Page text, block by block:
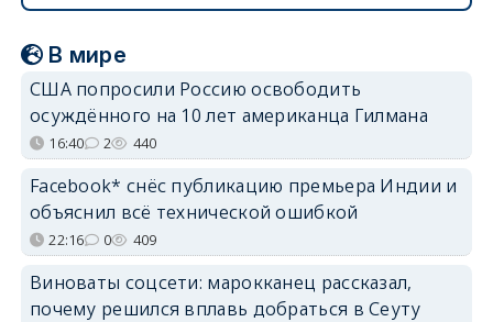
В мире
США попросили Россию освободить
осуждённого на 10 лет американца Гилмана
16:40 2 440
Facebook* снёс публикацию премьера Индии и
объяснил всё технической ошибкой
22:16 0 409
Виноваты соцсети: марокканец рассказал,
почему решился вплавь добраться в Сеуту